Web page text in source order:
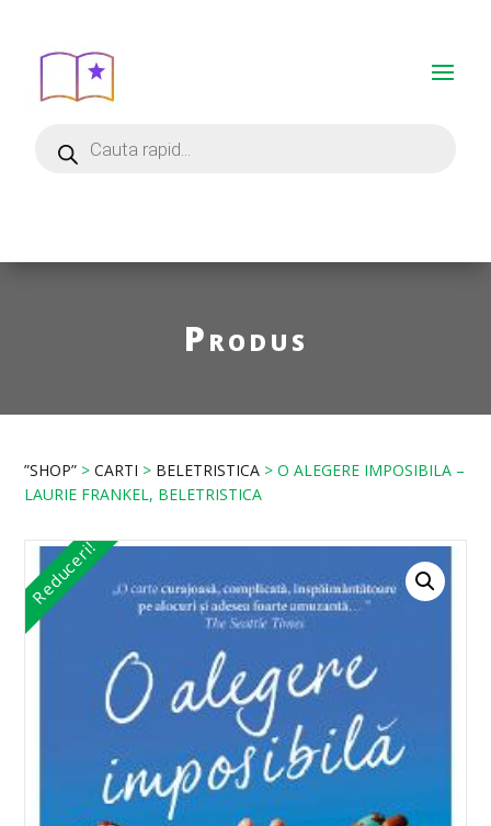
Produs
”SHOP” >CARTI > BELETRISTICA > O ALEGERE IMPOSIBILA –
LAURIE FRANKEL, BELETRISTICA
Reduceri!